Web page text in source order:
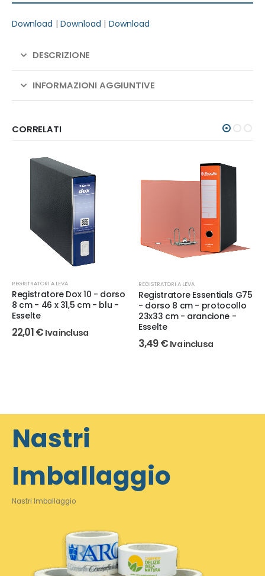
Download | Download | Download
DESCRIZIONE
INFORMAZIONI AGGIUNTIVE
CORRELATI
REGISTRATORI A LEVA
Registratore Dox 10 - dorso
8 cm - 46 x 31,5 cm - blu -
Esselte
22,01€ Iva inclusa
REGISTRATORI A LEVA
Registratore Essentials G75
- dorso 8 cm - protocollo
23x33 cm - arancione -
Esselte
3,49€ Iva inclusa
Nastri
Imballaggio
Nastri Imballaggio